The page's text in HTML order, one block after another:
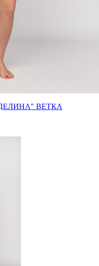
ВЕТКА